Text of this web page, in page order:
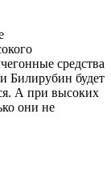
средства
Билирубин будет
А при высоких
они не